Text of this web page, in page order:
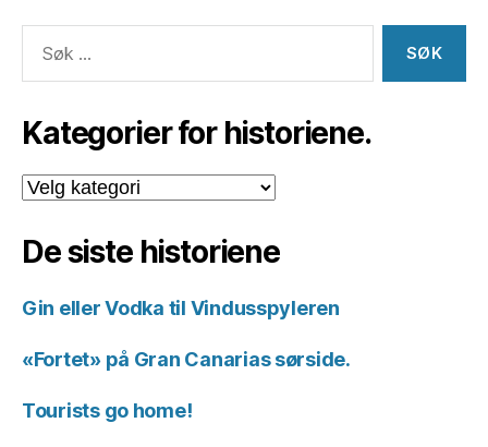
etter:
Kategorier for historiene.
Kategorier
for
De siste historiene
Gin eller Vodka til Vindusspyleren
«Fortet» på Gran Canarias sørside.
Tourists go home!